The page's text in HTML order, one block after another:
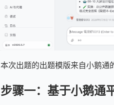
本次出题的出题模版来自小鹅通
步骤一：基于小鹅通